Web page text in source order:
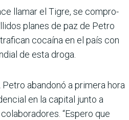
llamar el Tigre, se compro­
planes de paz de Petro
cocaína en el país con
de esta droga.
abandonó a primera hora
en la capital junto a
“Espero que